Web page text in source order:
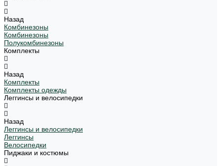
Назад
Комбинезоны
Комбинезоны
Полукомбинезоны
Комплекты
Назад
Комплекты
Комплекты одежды
Леггинсы и велосипедки
Назад
Леггинсы и велосипедки
Леггинсы
Велосипедки
Пиджаки и костюмы